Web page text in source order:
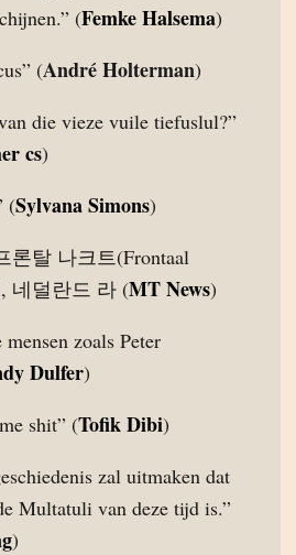
(Femke Halsema)
(André Holterman)
die vieze vuile tiefuslul?”
cs)
(Sylvana Simons)
론탈 나크트(Frontaal
네덜란드 라 (MT News)
zoals Peter
Dulfer)
shit” (Tofik Dibi)
zal uitmaken dat
Multatuli van deze tijd is.”
)